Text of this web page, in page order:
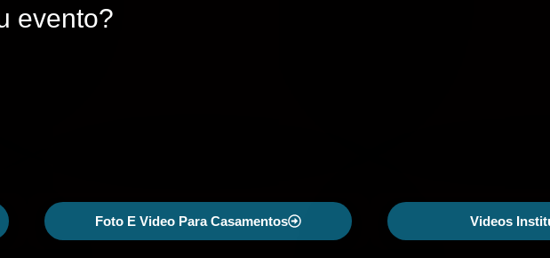
evento?
Foto E Video Para Casamentos Videos